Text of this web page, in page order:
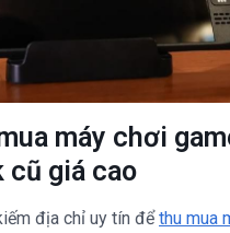
máy chơi
cũ giá cao
địa chỉ uy tín đểthu mua